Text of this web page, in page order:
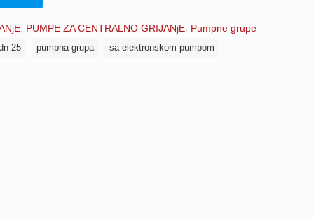
PUMPE ZA CENTRALNO GRIJANjE Pumpne grupe
25 pumpna grupa sa elektronskom pumpom